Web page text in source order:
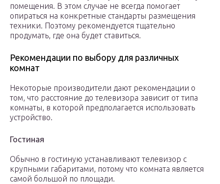
помещения. В этом случае не всегда помогает
опираться на конкретные стандарты размещения
техники. Поэтому рекомендуется тщательно
продумать, где она будет ставиться.
Рекомендации по выбору для различных
комнат
Некоторые производители дают рекомендации о
том, что расстояние до телевизора зависит от типа
комнаты, в которой предполагается использовать
устройство.
Гостиная
Обычно в гостиную устанавливают телевизор с
крупными габаритами, потому что комната является
самой большой по площади.